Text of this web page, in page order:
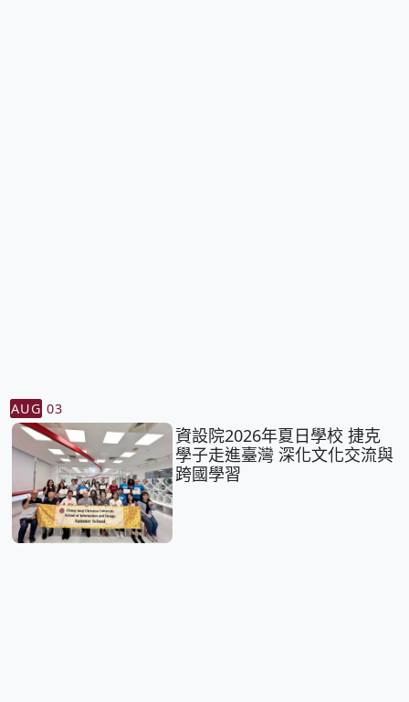
AUG 03
資設院2026年夏日學校 捷克
學子走進臺灣 深化文化交流與
跨國學習